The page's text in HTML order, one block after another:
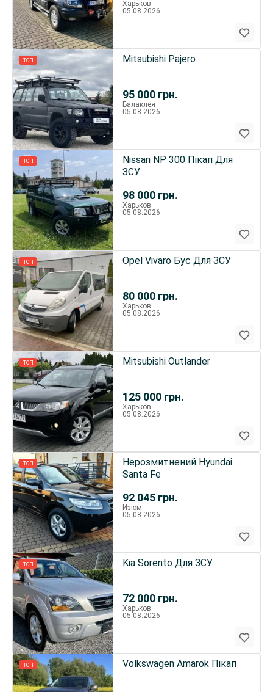
Харьков
05.08.2026
ТОП
95 000 грн.
Mitsubishi Pajero
Балаклея
05.08.2026
ТОП
98 000 грн.
Nissan NP 300 Пікап Для
ЗСУ
Харьков
05.08.2026
ТОП
80 000 грн.
Opel Vivaro Бус Для ЗСУ
Харьков
05.08.2026
ТОП
125 000 грн.
Mitsubishi Outlander
Харьков
05.08.2026
ТОП
92 045 грн.
Нерозмитнений Hyundai
Santa Fe
Изюм
05.08.2026
ТОП
72 000 грн.
Kia Sorento Для ЗСУ
Харьков
05.08.2026
ТОП Volkswagen Amarok Пікап